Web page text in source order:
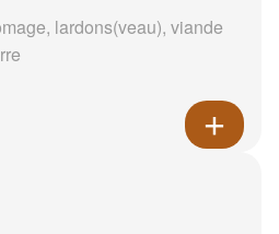
lardons(veau), viande